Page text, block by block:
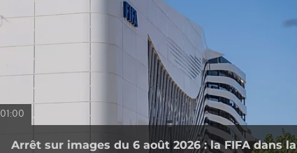
01:00
Arrêt sur images du 6 août 2026 : la FIFA dans la